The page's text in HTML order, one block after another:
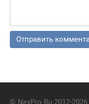
© NexPro.Ru 2012-2026